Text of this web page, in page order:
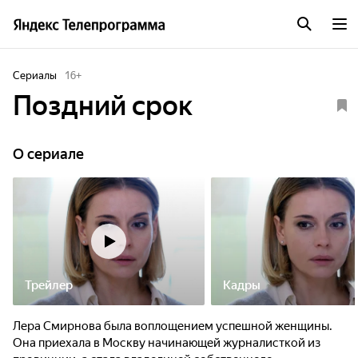
Сериалы 16+
Поздний срок
O сериале
Трейлер Кадры
Лера Смирнова была воплощением успешной женщины.
Она приехала в Москву начинающей журналисткой из